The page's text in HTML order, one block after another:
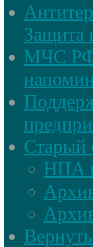
Защита
МЧС
Старый
НПА